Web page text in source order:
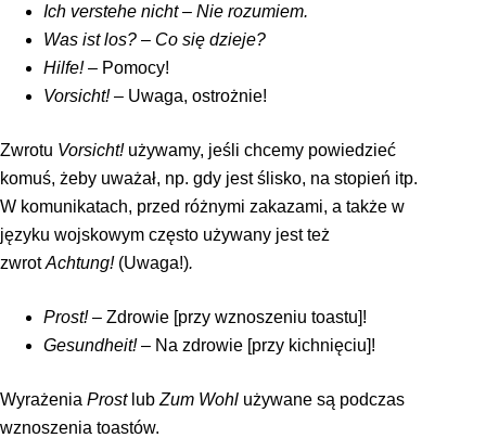
Ich verstehe nicht – Nie rozumiem.
Was ist los? – Co się dzieje?
Hilfe!– Pomocy!
Vorsicht!– Uwaga, ostrożnie!
Zwrotu Vorsicht! używamy, jeśli chcemy powiedzieć
komuś, żeby uważał, np. gdy jest ślisko, na stopień itp.
W komunikatach, przed różnymi zakazami, a także w
języku wojskowym często używany jest też
zwrotAchtung! (Uwaga!).
Prost!– Zdrowie [przy wznoszeniu toastu]!
Gesundheit!– Na zdrowie [przy kichnięciu]!
Wyrażenia Prostlub Zum Wohl używane są podczas
wznoszenia toastów.